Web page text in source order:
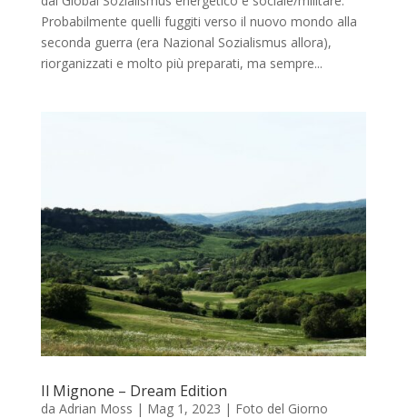
Probabilmente quelli fuggiti verso il nuovo mondo alla
seconda guerra (era Nazional Sozialismus allora),
riorganizzati e molto più preparati, ma sempre...
Il Mignone – Dream Edition
da Adrian Moss | Mag 1, 2023 | Foto del Giorno